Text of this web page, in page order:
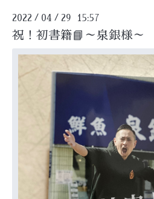
2022 / 04 / 29 15:57
祝！初書籍📘～泉銀様～